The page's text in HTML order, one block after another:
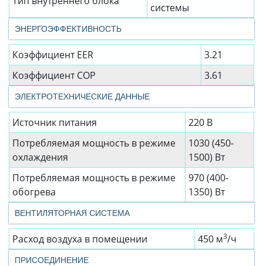
системы
ЭНЕРГОЭФФЕКТИВНОСТЬ
Коэффициент EER
3.21
Коэффициент СОР
3.61
ЭЛЕКТРОТЕХНИЧЕСКИЕ ДАННЫЕ
Источник питания
220 В
Потребляемая мощность в режиме
охлаждения
1030 (450-
1500) Вт
Потребляемая мощность в режиме
обогрева
970 (400-
1350) Вт
ВЕНТИЛЯТОРНАЯ СИСТЕМА
Расход воздуха в помещении 450 м3/ч
ПРИСОЕДИНЕНИЕ